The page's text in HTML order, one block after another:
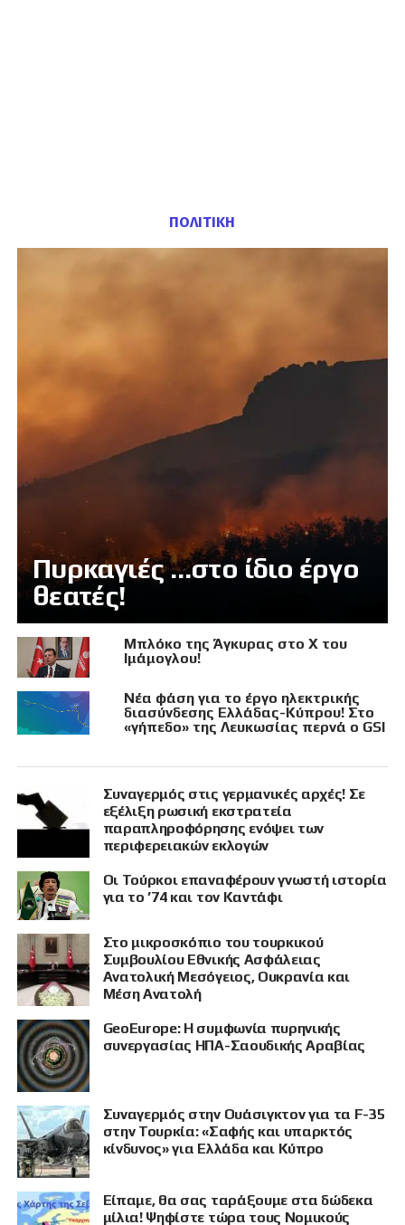
ΠΟΛΙΤΙΚΗ
Πυρκαγιές …στο ίδιο έργο
θεατές!
Μπλόκο της Άγκυρας στο X του
Ιμάμογλου!
Νέα φάση για το έργο ηλεκτρικής
διασύνδεσης Ελλάδας-Κύπρου! Στο
«γήπεδο» της Λευκωσίας περνά ο GSI
Συναγερμός στις γερμανικές αρχές! Σε
εξέλιξη ρωσική εκστρατεία
παραπληροφόρησης ενόψει των
περιφερειακών εκλογών
Οι Τούρκοι επαναφέρουν γνωστή ιστορία
για το ’74 και τον Καντάφι
Στο μικροσκόπιο του τουρκικού
Συμβουλίου Εθνικής Ασφάλειας
Ανατολική Μεσόγειος, Ουκρανία και
Μέση Ανατολή
GeoEurope: Η συμφωνία πυρηνικής
συνεργασίας ΗΠΑ-Σαουδικής Αραβίας
Συναγερμός στην Ουάσιγκτον για τα F-35
στην Τουρκία: «Σαφής και υπαρκτός
κίνδυνος» για Ελλάδα και Κύπρο
Είπαμε, θα σας ταράξουμε στα δώδεκα
μίλια! Ψηφίστε τώρα τους Νομικούς